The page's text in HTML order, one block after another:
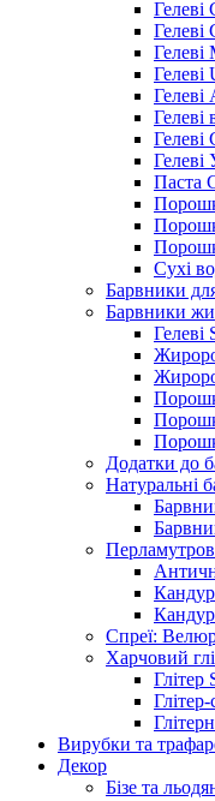
Гелеві
Гелеві
Гелеві
Гелеві
Гелеві
Гелеві
Гелеві
Паста
Сухі
Барвники
Барвники
Додатки до
Натуральні
Спреї:
Харчовий
Вирубки та
Декор
Бізе та